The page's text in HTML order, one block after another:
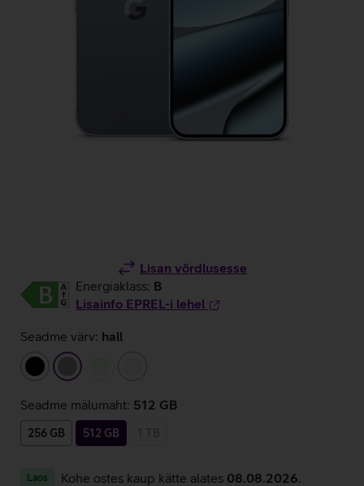
Lisan võrdlusesse
Energiaklass: B
Lisainfo EPREL-i lehel
Seadme värv: hall
must
hall
Seadme mälumaht: 512 GB
256 GB 512 GB
Laos Kohe ostes kaup kätte alates 08.08.2026